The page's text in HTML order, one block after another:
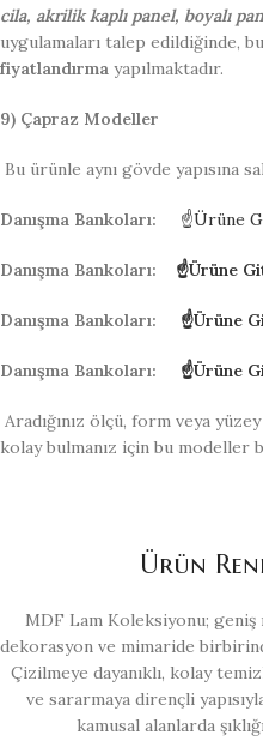
cila, akrilik kaplı panel, boyalı
uygulamaları talep edildiğinde,
fiyatlandırma yapılmaktadır.
9) Çapraz Modeller
Bu ürünle aynı gövde yapısına
Danışma Bankoları: ☝Ürüne
Danışma Bankoları: ☝Ürüne
Danışma Bankoları: ☝Ürüne
Danışma Bankoları: ☝Ürüne
Aradığınız ölçü, form veya
kolay bulmanız için bu
Ürün
MDF Lam Koleksiyonu;
dekorasyon ve mimaride
Çizilmeye dayanıklı, kolay
ve sararmaya dirençli
kamusal alanlarda